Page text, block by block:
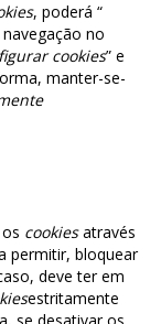
, poderá “
no
cookies” e
manter-se-
cookiesatravés
permitir, bloquear
deve ter em
estritamente